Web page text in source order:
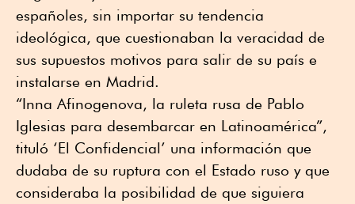
españoles, sin importar su tendencia
ideológica, que cuestionaban la veracidad de
sus supuestos motivos para salir de su país e
instalarse en Madrid.
“Inna Afinogenova, la ruleta rusa de Pablo
Iglesias para desembarcar en Latinoamérica”,
tituló ‘El Confidencial’ una información que
dudaba de su ruptura con el Estado ruso y que
consideraba la posibilidad de que siguiera